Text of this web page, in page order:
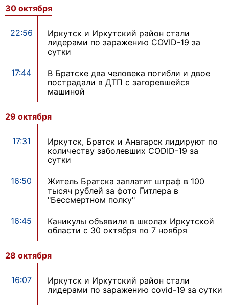
30 октября
22:56
Иркутск и Иркутский район стали
лидерами по заражению COVID-19 за
сутки
17:44
В Братске два человека погибли и двое
пострадали в ДТП с загоревшейся
машиной
29 октября
17:31
Иркутск, Братск и Анагарск лидируют по
количеству заболевших CODID-19 за
сутки
16:50
Житель Братска заплатит штраф в 100
тысяч рублей за фото Гитлера в
"Бессмертном полку"
16:45
Каникулы объявили в школах Иркутской
области с 30 октября по 7 ноября
28 октября
16:07
Иркутск и Иркутский район стали
лидерами по заражению covid-19 за сутки